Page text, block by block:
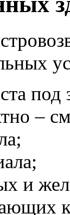
под
–
и